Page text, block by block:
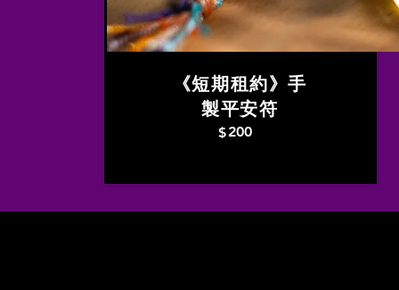
《短期租約》手
製平安符
200
$